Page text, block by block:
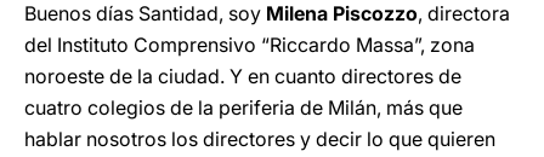
Buenos días Santidad, soy Milena Piscozzo, directora
del Instituto Comprensivo “Riccardo Massa”, zona
noroeste de la ciudad. Y en cuanto directores de
cuatro colegios de la periferia de Milán, más que
hablar nosotros los directores y decir lo que quieren